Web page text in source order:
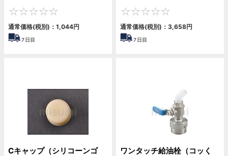
通常価格(税別)： 1,044円
7日目
通常価格(税別)： 3,658円
7日目
Cキャップ（シリコーンゴ
ワンタッチ給油栓（コッく